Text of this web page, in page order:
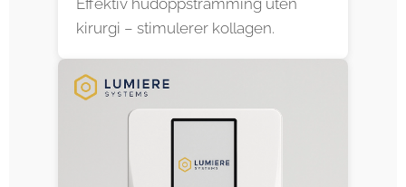
Effektiv hudoppstramming uten
kirurgi – stimulerer kollagen.